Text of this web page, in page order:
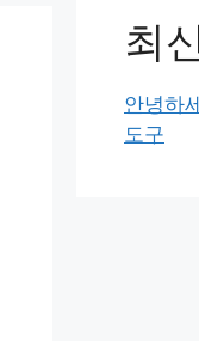
최
안녕하
도구